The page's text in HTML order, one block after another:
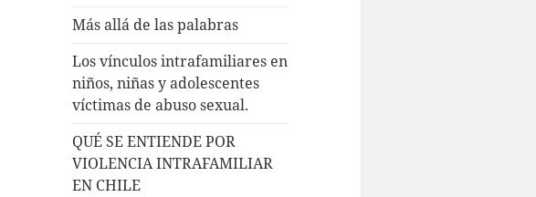
Más allá de las palabras
Los vínculos intrafamiliares en
niños, niñas y adolescentes
víctimas de abuso sexual.
QUÉ SE ENTIENDE POR
VIOLENCIA INTRAFAMILIAR
EN CHILE